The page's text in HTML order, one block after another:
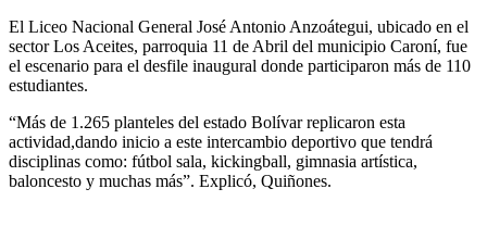
El Liceo Nacional General José Antonio Anzoátegui, ubicado en el
sector Los Aceites, parroquia 11 de Abril del municipio Caroní, fue
el escenario para el desfile inaugural donde participaron más de 110
estudiantes.
“Más de 1.265 planteles del estado Bolívar replicaron esta
actividad,dando inicio a este intercambio deportivo que tendrá
disciplinas como: fútbol sala, kickingball, gimnasia artística,
baloncesto y muchas más”. Explicó, Quiñones.